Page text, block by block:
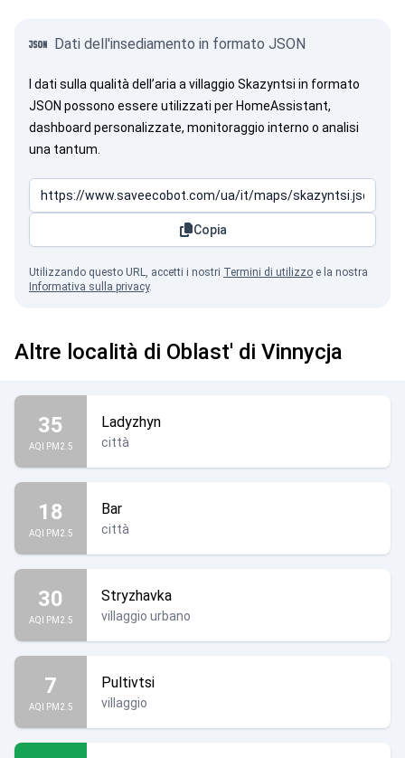
Dati dell'insediamento in formato JSON
I dati sulla qualità dell’aria a villaggio Skazyntsi in formato
JSON possono essere utilizzati per HomeAssistant,
dashboard personalizzate, monitoraggio interno o analisi
una tantum.
Copia
Utilizzando questo URL, accetti i nostri Termini di utilizzo e la nostra
Informativa sulla privacy.
Altre località di Oblast' di Vinnycja
35
AQI PM2.5
Ladyzhyn
città
18
AQI PM2.5
Bar
città
30
AQI PM2.5
Stryzhavka
villaggio urbano
7
AQI PM2.5
Pultivtsi
villaggio